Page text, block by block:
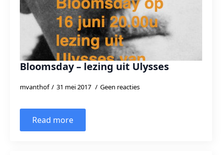
Bloomsday – lezing uit Ulysses
mvanthof 31 mei 2017 Geen reacties
Read more